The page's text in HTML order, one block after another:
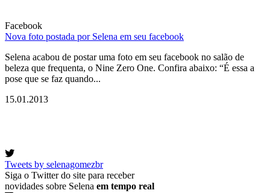
Facebook
Nova foto postada por Selena em seu facebook
Selena acabou de postar uma foto em seu facebook no salão de
beleza que frequenta, o Nine Zero One. Confira abaixo: “É essa a
pose que se faz quando...
15.01.2013
Tweets by selenagomezbr
Siga o Twitter do site para receber
novidades sobre Selena em tempo real